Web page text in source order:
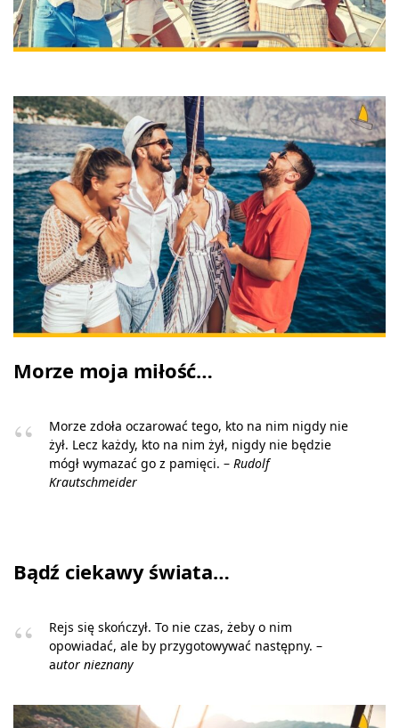
Morze moja miłość…
Morze zdoła oczarować tego, kto na nim nigdy nie
żył. Lecz każdy, kto na nim żył, nigdy nie będzie
mógł wymazać go z pamięci. – Rudolf
Krautschmeider
Bądź ciekawy świata…
Rejs się skończył. To nie czas, żeby o nim
opowiadać, ale by przygotowywać następny. –
autor nieznany